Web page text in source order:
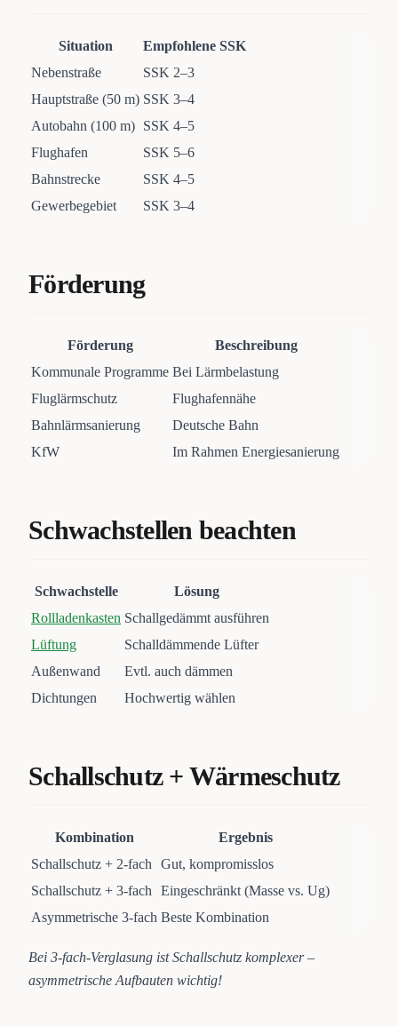
Situation
Empfohlene SSK
Nebenstraße
SSK 2–3
Hauptstraße (50 m) SSK 3–4
Autobahn (100 m) SSK 4–5
Flughafen
SSK 5–6
Bahnstrecke
SSK 4–5
Gewerbegebiet
SSK 3–4
Förderung
Förderung
Beschreibung
Kommunale Programme Bei Lärmbelastung
Fluglärmschutz
Flughafennähe
Bahnlärmsanierung
Deutsche Bahn
KfW
Im Rahmen Energiesanierung
Schwachstellen beachten
Schwachstelle
Lösung
Rollladenkasten Schallgedämmt ausführen
Lüftung
Schalldämmende Lüfter
Außenwand
Evtl. auch dämmen
Dichtungen
Hochwertig wählen
Schallschutz + Wärmeschutz
Kombination
Ergebnis
Schallschutz + 2-fach
Gut, kompromisslos
Schallschutz + 3-fach
Eingeschränkt (Masse vs. Ug)
Asymmetrische 3-fach Beste Kombination
Bei 3-fach-Verglasung ist Schallschutz komplexer –
asymmetrische Aufbauten wichtig!